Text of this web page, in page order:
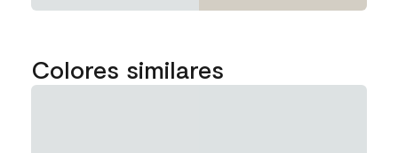
Colores similares